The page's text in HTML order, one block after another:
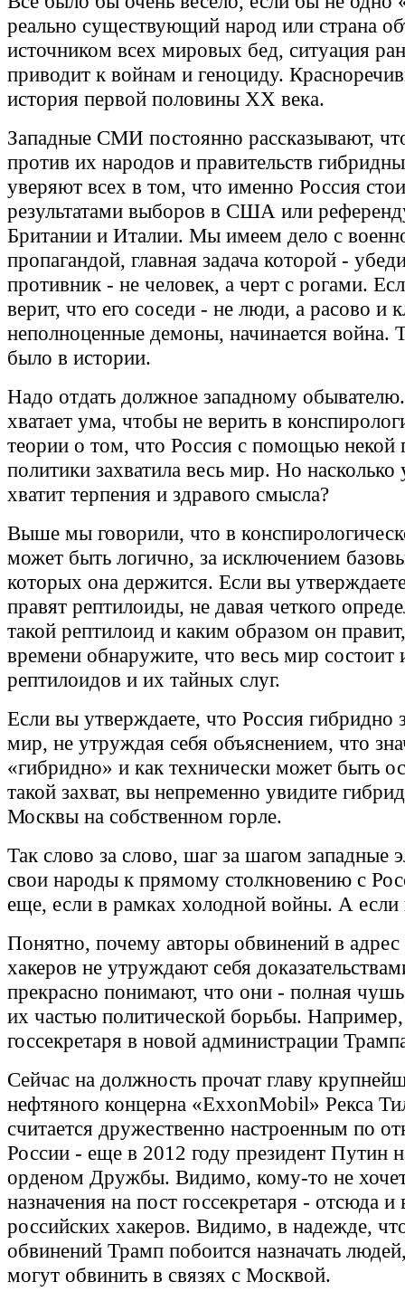
реально существующий народ или страна
источником всех мировых бед, ситуация
приводит к войнам и геноциду.
история первой половины XX века.
Западные СМИ постоянно рассказывают,
против их народов и правительств
уверяют всех в том, что именно Россия
результатами выборов в США или
Британии и Италии. Мы имеем дело с
пропагандой, главная задача которой -
противник - не человек, а черт с рогами.
верит, что его соседи - не люди, а расово и
неполноценные демоны, начинается война.
было в истории.
Надо отдать должное западному
хватает ума, чтобы не верить в
теории о том, что Россия с помощью некой
политики захватила весь мир. Но
хватит терпения и здравого смысла?
Выше мы говорили, что в
может быть логично, за исключением
которых она держится. Если вы
правят рептилоиды, не давая четкого
такой рептилоид и каким образом он
времени обнаружите, что весь мир состоит
рептилоидов и их тайных слуг.
Если вы утверждаете, что Россия гибридно
мир, не утруждая себя объяснением, что
«гибридно» и как технически может быть
такой захват, вы непременно увидите
Москвы на собственном горле.
Так слово за слово, шаг за шагом западные
свои народы к прямому столкновению с
еще, если в рамках холодной войны. А если
Понятно, почему авторы обвинений в адрес
хакеров не утруждают себя
прекрасно понимают, что они - полная
их частью политической борьбы. Например,
госсекретаря в новой администрации
Сейчас на должность прочат главу
нефтяного концерна «ExxonMobil» Рекса
считается дружественно настроенным по
России - еще в 2012 году президент Путин
орденом Дружбы. Видимо, кому-то не
назначения на пост госсекретаря - отсюда
российских хакеров. Видимо, в надежде,
обвинений Трамп побоится назначать
могут обвинить в связях с Москвой.